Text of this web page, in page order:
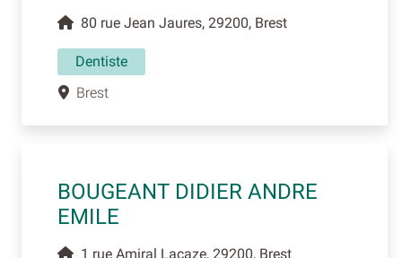
80 rue Jean Jaures, 29200, Brest
Dentiste
Brest
BOUGEANT DIDIER ANDRE
EMILE
1 rue Amiral Lacaze, 29200, Brest